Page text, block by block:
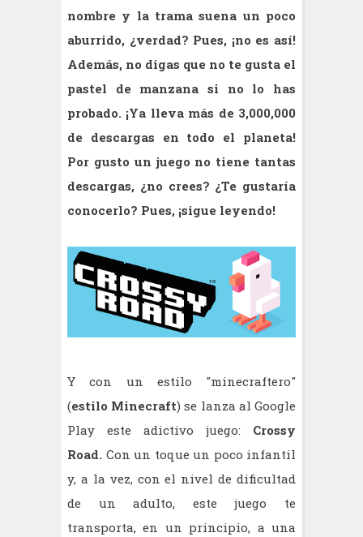
nombre y la trama suena un poco
aburrido, ¿verdad? Pues, ¡no es así!
Además, no digas que no te gusta el
pastel de manzana si no lo has
probado. ¡Ya lleva más de 3,000,000
de descargas en todo el planeta!
Por gusto un juego no tiene tantas
descargas, ¿no crees? ¿Te gustaría
conocerlo? Pues, ¡sigue leyendo!
Y con un estilo "minecraftero"
(estilo Minecraft) se lanza al Google
Play este adictivo juego: Crossy
Road. Con un toque un poco infantil
y, a la vez, con el nivel de dificultad
de un adulto, este juego te
transporta, en un principio, a una